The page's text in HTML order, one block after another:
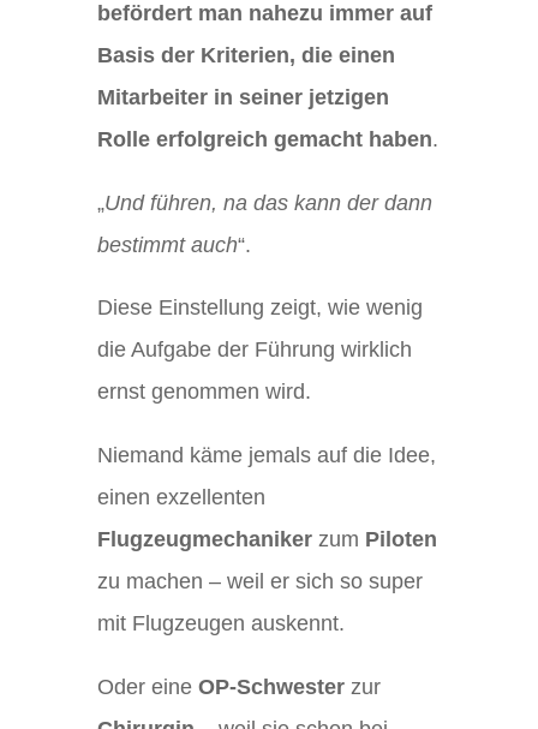
befördert man nahezu immer auf
Basis der Kriterien, die einen
Mitarbeiter in seiner jetzigen
Rolle erfolgreich gemacht haben.
„Und führen, na das kann der dann
bestimmt auch“.
Diese Einstellung zeigt, wie wenig
die Aufgabe der Führung wirklich
ernst genommen wird.
Niemand käme jemals auf die Idee,
einen exzellenten
Flugzeugmechanikerzum Piloten
zu machen – weil er sich so super
mit Flugzeugen auskennt.
Oder eine OP-Schwesterzur